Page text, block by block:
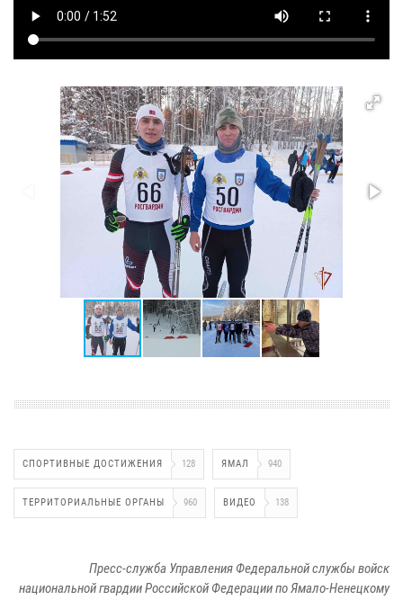
СПОРТИВНЫЕ ДОСТИЖЕНИЯ 128 ЯМАЛ 940
ТЕРРИТОРИАЛЬНЫЕ ОРГАНЫ 960 ВИДЕО 138
Пресс-служба Управления Федеральной службы войск
национальной гвардии Российской Федерации по Ямало-Ненецкому